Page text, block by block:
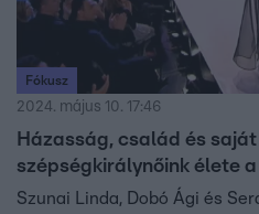
Fókusz
2024. május 10. 17:46
Házasság, család és
szépségkirálynőink élete
Szunai Linda, Dobó Ági és